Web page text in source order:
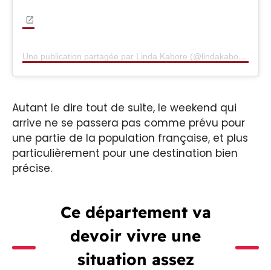
Une publication partagée par Linda Kabore (@lindakaboreb)
Autant le dire tout de suite, le weekend qui
arrive ne se passera pas comme prévu pour
une partie de la population française, et plus
particulièrement pour une destination bien
précise.
Ce département va
devoir vivre une
situation assez